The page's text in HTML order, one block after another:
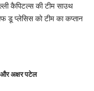
कैपिटल्स की टीम साउथ
डू प्लेसिस को टीम का कप्तान
अक्षर पटेल